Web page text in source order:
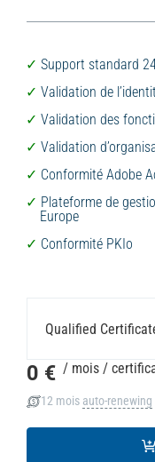
Support standard
Validation de
Validation des
Validation
Conformité Adobe
Plateforme de
Europe
Conformité PKIo
Qualified
0 € / mois /
12 mois auto-renewing